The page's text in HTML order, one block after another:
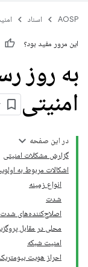
AOSP اسناد
این مرور مفید بود؟
به روز
امنیتی
در این صفحه
گزارش مشکلات امنیتی
اشکالات مربوط به
انواع زمینه
شدت
اصلاح‌کننده‌های شدت
محلی در مقابل
امنیت شبکه
احراز هویت بیومتریک